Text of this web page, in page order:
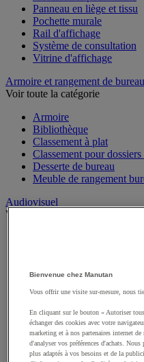
Accessoires pour vitrine
Panneau en liège et tissu
Pochette murale
Rail d'affichage
Système de consultation
Armoire et rangement de bureau
Armoire
Bibliothèque
Classement à plat
Classement pour dossiers
Desserte de bureau
Audiovisuel
Éclairage scénique et
Équipement audio et Hi-
Matériel de projection et
Sonorisation et
Studio Web radio et vidéo
Système d'affichage
Télévision, lecteur DVD
Bienvenue chez Manutan
Vous offrir une visite sur-mesure, nous
En cliquant sur le bouton « Autoriser
échanger des cookies avec votre
marketing et à nos partenaires internet
d'analyser vos préférences d'achats.
plus adaptés à vos besoins et de la